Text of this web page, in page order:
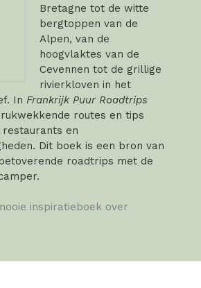
Bretagne tot de witte
bergtoppen van de
Alpen, van de
hoogvlaktes van de
Cevennen tot de grillige
rivierkloven in het
In Frankrijk Puur Roadtrips
routes en tips
en
Dit boek is een bron van
roadtrips met de
inspiratieboek over